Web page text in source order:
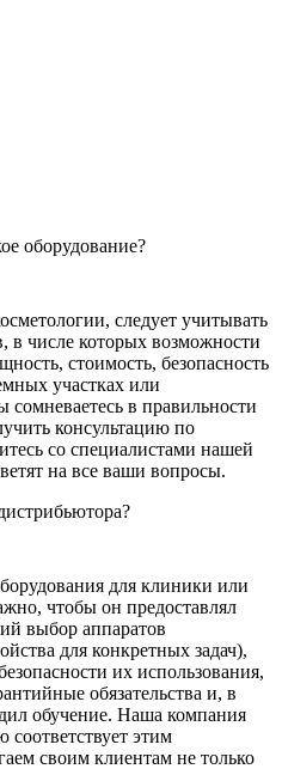
оборудование?
следует учитывать
в числе которых возможности
стоимость, безопасность
участках или
в правильности
консультацию по
со специалистами нашей
на все ваши вопросы.
для клиники или
чтобы он предоставлял
выбор аппаратов
для конкретных задач),
их использования,
обязательства и, в
обучение. Наша компания
этим
своим клиентам не только